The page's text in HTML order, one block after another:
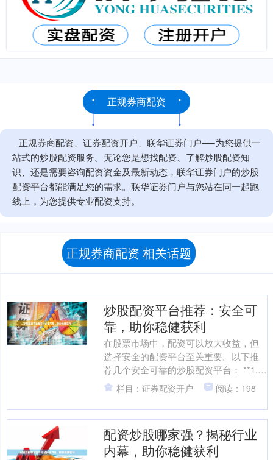
正规券商配资
正规券商配资、证券配资开户、联华证券门户──为您提供一
站式的炒股配资服务。无论您是想找配资、了解炒股配资知
识、还是需要咨询配资资金及最新动态，联华证券门户的炒股
配资平台都能满足您的需求。联华证券门户与您站在同一起跑
线上，为您提供专业配资支持。
正规券商配资 相关话题
炒股配资平台推荐：安全可
靠，助你稳健获利
在股票市场中，配资可以放大收益，但
选择安全的配资平台至关重要。以下推
荐几个安全可靠的炒股配资平台： **1.
陆金所配资** 陆金所是国内领先的互联
网金融平台，....
栏目：证券配资开户 阅读：198
配资炒股哪家强？揭秘行业
内幕，助你稳健获利